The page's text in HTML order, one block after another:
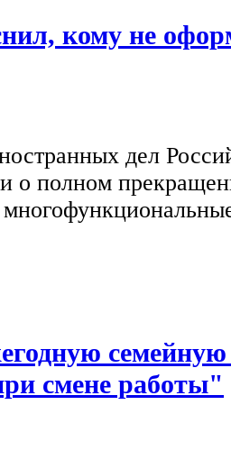
кому не
дел
о полном
смене работы"